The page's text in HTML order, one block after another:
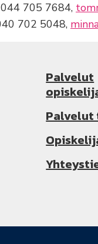
705 7684,
702 5048,
Palvelut